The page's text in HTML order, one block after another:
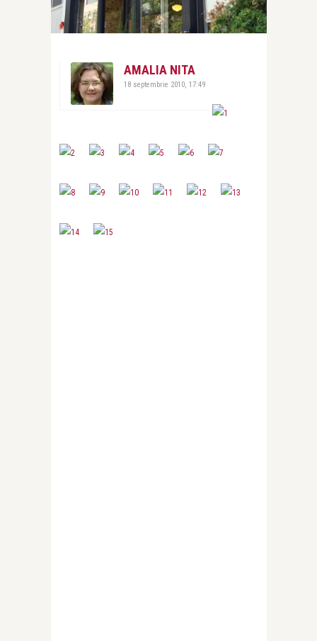
AMALIA NITA
18 septembrie 2010, 17:49